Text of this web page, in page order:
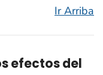
Ir Arriba
efectos del